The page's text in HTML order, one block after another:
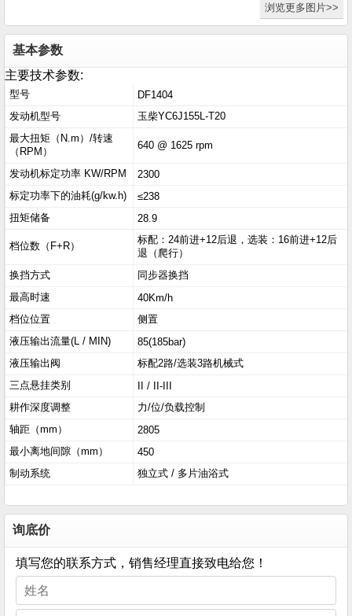
浏览更多图片>>
基本参数
主要技术参数:
型号
DF1404
发动机型号
玉柴YC6J155L-T20
最大扭矩（N.m）/转速
（RPM）
640 @ 1625 rpm
发动机标定功率 KW/RPM
2300
标定功率下的油耗(g/kw.h)
≤238
扭矩储备
28.9
档位数（F+R）
标配：24前进+12后退，选装：16前进+12后
退（爬行）
换挡方式
同步器换挡
最高时速
40Km/h
档位位置
侧置
液压输出流量(L / MIN)
85(185bar)
液压输出阀
标配2路/选装3路机械式
三点悬挂类别
II / II-III
耕作深度调整
力/位/负载控制
轴距（mm）
2805
最小离地间隙（mm）
450
制动系统
独立式 / 多片油浴式
询底价
填写您的联系方式，销售经理直接致电给您！